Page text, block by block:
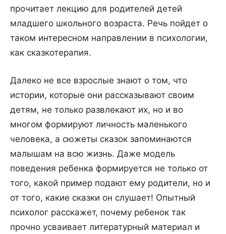
прочитает лекцию для родителей детей
младшего школьного возраста. Речь пойдет о
таком интересном направлении в психологии,
как сказкотерапия.
Далеко не все взрослые знают о том, что
истории, которые они рассказывают своим
детям, не только развлекают их, но и во
многом формируют личность маленького
человека, а сюжеты сказок запоминаются
малышам на всю жизнь. Даже модель
поведения ребенка формируется не только от
того, какой пример подают ему родители, но и
от того, какие сказки он слушает! Опытный
психолог расскажет, почему ребенок так
прочно усваивает литературный материал и